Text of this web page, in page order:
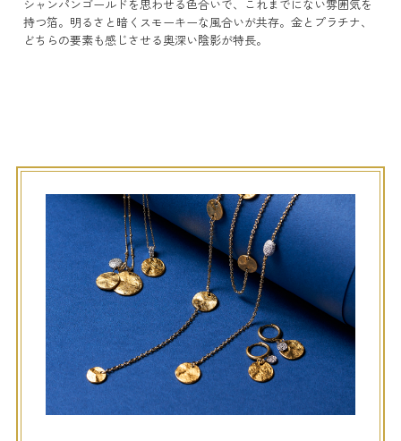
シャンパンゴールドを思わせる色合いで、これまでにない雰囲気を
持つ箔。明るさと暗くスモーキーな風合いが共存。金とプラチナ、
どちらの要素も感じさせる奥深い陰影が特長。